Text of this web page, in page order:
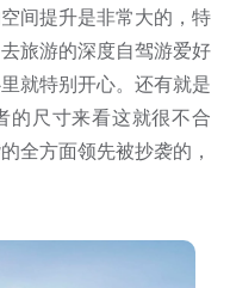
间提升是非常大的，特
旅游的深度自驾游爱好
就特别开心。还有就是
的尺寸来看这就很不合
全方面领先被抄袭的，